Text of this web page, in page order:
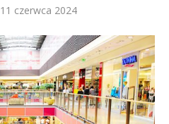
11 czerwca 2024